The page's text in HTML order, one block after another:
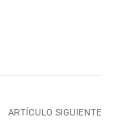
ARTÍCULO SIGUIENTE